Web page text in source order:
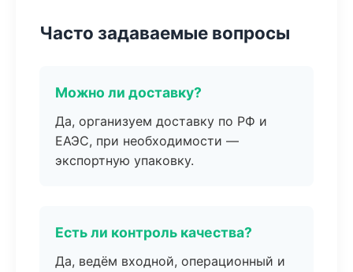
Часто задаваемые вопросы
Можно ли доставку?
Да, организуем доставку по РФ и
ЕАЭС, при необходимости —
экспортную упаковку.
Есть ли контроль качества?
Да, ведём входной, операционный и